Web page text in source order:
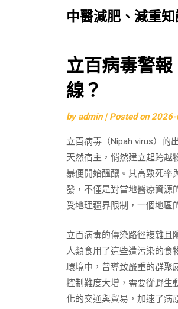
中醫減肥、減重
Skip
content
立百病毒警
線？
byadmin | Posted on
立百病毒（Nipah virus）的
天然宿主，悄然建立起跨越
暴便開始醞釀。其高致死率
發，不僅是對當地醫療資源
受地理疆界限制，一個地區
立百病毒的傳染路徑複雜且
人類食用了這些遭污染的食
環境中，曾導致嚴重的群聚
控制難度大增，需要從野生
化的交通與貿易，加速了病